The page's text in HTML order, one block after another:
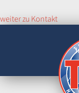
weiter zu Kontakt